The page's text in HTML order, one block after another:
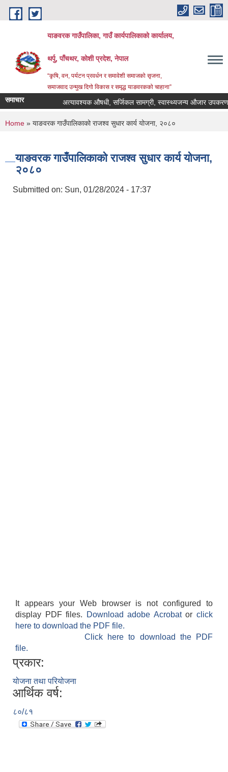
Skip to main content
याङवरक गाउँपालिका, गाउँ कार्यपालिकाको कार्यालय,
थर्पु, पाँचथर, कोशी प्रदेश, नेपाल
“कृषि, वन, पर्यटन प्रवर्धन र समावेशी समाजको सृजना,
समाजवाद उन्मुख दिगो विकास र समृद्ध याङवरकको चाहाना”
समाचार अत्यावश्यक औषधी, सर्जिकल सामग्री, स्वास्थ्यजन्य औजार उपकरण,
You are here
Home » याङवरक गाउँपालिकाको राजश्व सुधार कार्य योजना, २०८०
याङवरक गाउँपालिकाको राजश्व सुधार कार्य योजना,
२०८०
Submitted on: Sun, 01/28/2024 - 17:37
It appears your Web browser is not configured to
display PDF files.
Download adobe Acrobatorclick
here to download the PDF file.
Click here to download the PDF
file.
प्रकार:
योजना तथा परियोजना
आर्थिक वर्ष:
८०/८१